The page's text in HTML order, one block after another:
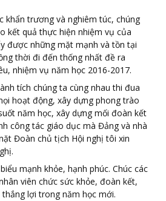
khẩn trương và nghiêm túc, chúng
kết quả thực hiện nhiệm vụ của
được những mặt mạnh và tồn tại
thời đi đến thống nhất đề ra
nhiệm vụ năm học 2016-2017.
tích chúng ta cùng nhau thi đua
hoạt động, xây dựng phong trào
năm học, xây dựng mối đoàn kết
công tác giáo dục mà Đảng và nhà
Đoàn chủ tịch Hội nghị tôi xin
mạnh khỏe, hạnh phúc. Chúc các
viên chức sức khỏe, đoàn kết,
lợi trong năm học mới.